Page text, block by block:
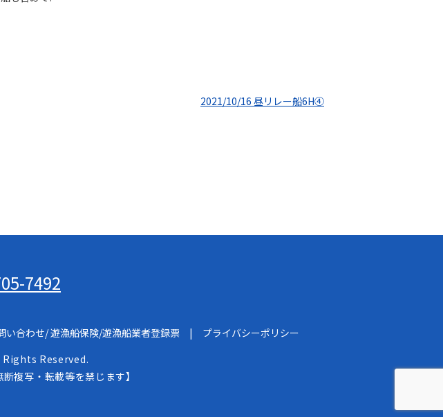
2021/10/16 昼リレー船6H④
7492
い合わせ/ 遊漁船保険/遊漁船業者登録票
プライバシーポリシー
Reserved.
複写・転載等を禁じます】